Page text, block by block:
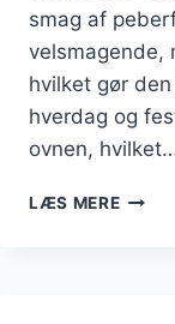
smag af
velsmagende,
hvilket gør
hverdag og
ovnen,
LÆS MERE